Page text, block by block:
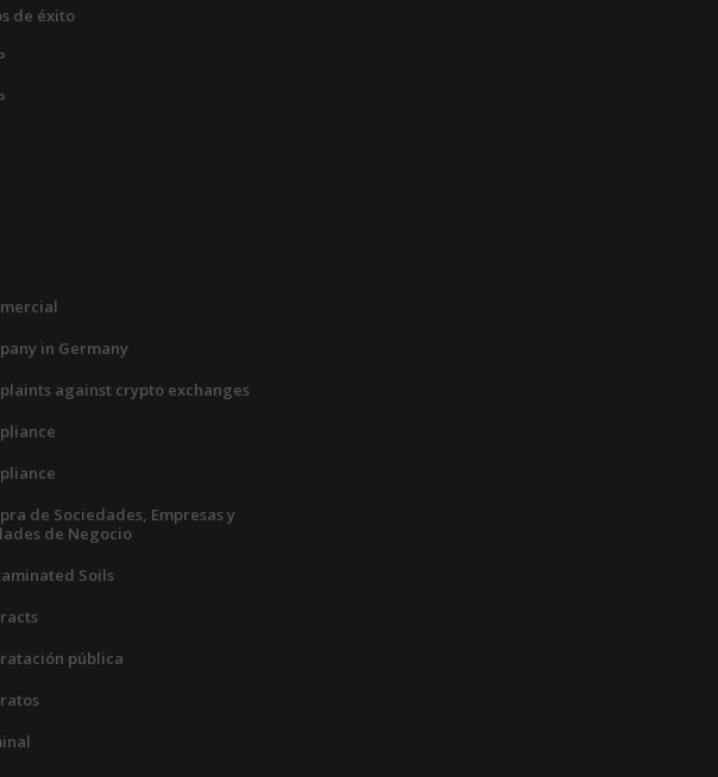
de éxito
in Germany
against crypto exchanges
de Sociedades, Empresas y
de Negocio
Soils
pública